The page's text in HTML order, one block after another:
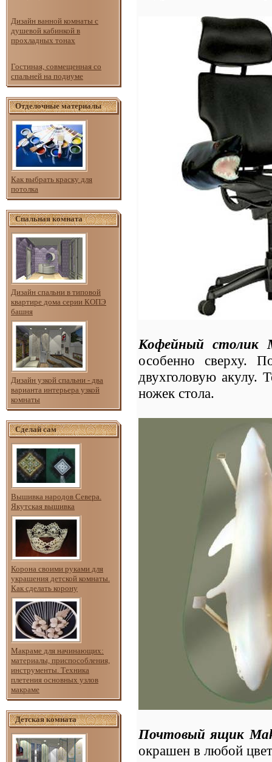
Дизайн ванной комнаты с
душевой кабинкой в
прохладных тонах
Гостиная, совмещенная со
спальней на подиуме
Отделочные материалы
Как выбрать краску для
потолка
Спальная комната
Дизайн спальни в типовой
квартире дома серии КОПЭ
башня
Дизайн узкой спальни - два
варианта интерьера узкой
комнаты
Сделай сам
Вышивка народов Севера.
Якутская вышивка
Корона своими руками для
украшения детской комнаты.
Как сделать корону
Макраме для начинающих:
материалы, приспособления,
инструменты. Техника
плетения основных узлов
макраме
Детская комната
Кофейный столик
особенно сверху.
двухголовую акулу.
ножек стола.
Почтовый ящик
окрашен в любой